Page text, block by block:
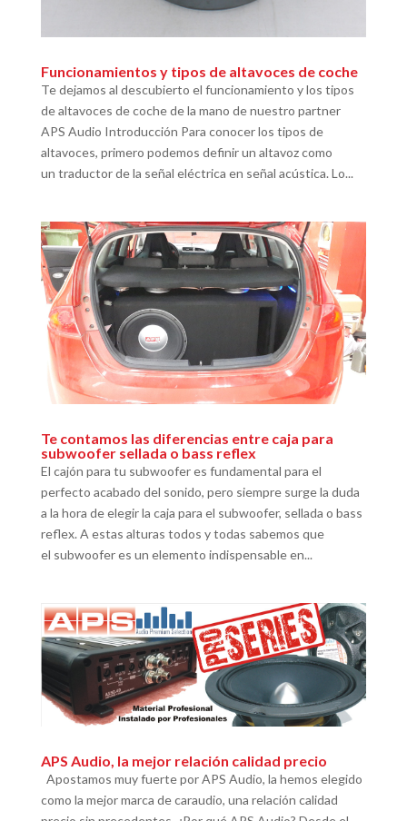
Funcionamientos y tipos de altavoces de coche
Te dejamos al descubierto el funcionamiento y los tipos
de altavoces de coche de la mano de nuestro partner
APS Audio Introducción Para conocer los tipos de
altavoces, primero podemos definir un altavoz como
un traductor de la señal eléctrica en señal acústica. Lo...
Te contamos las diferencias entre caja para
subwoofer sellada o bass reflex
El cajón para tu subwoofer es fundamental para el
perfecto acabado del sonido, pero siempre surge la duda
a la hora de elegir la caja para el subwoofer, sellada o bass
reflex. A estas alturas todos y todas sabemos que
el subwoofer es un elemento indispensable en...
APS Audio, la mejor relación calidad precio
Apostamos muy fuerte por APS Audio, la hemos elegido
como la mejor marca de caraudio, una relación calidad